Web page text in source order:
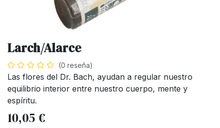
Larch/Alarce
(0 reseña)
Las flores del Dr. Bach, ayudan a regular nuestro
equilibrio interior entre nuestro cuerpo, mente y
espíritu.
10,05 €